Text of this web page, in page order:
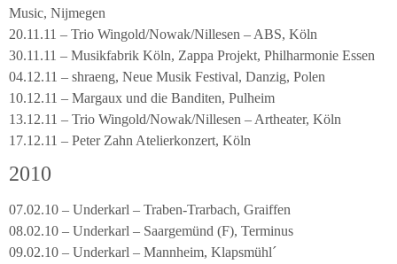
Music, Nijmegen
20.11.11 – Trio Wingold/Nowak/Nillesen – ABS, Köln
30.11.11 – Musikfabrik Köln, Zappa Projekt, Philharmonie Essen
04.12.11 – shraeng, Neue Musik Festival, Danzig, Polen
10.12.11 – Margaux und die Banditen, Pulheim
13.12.11 – Trio Wingold/Nowak/Nillesen – Artheater, Köln
17.12.11 – Peter Zahn Atelierkonzert, Köln
2010
07.02.10 – Underkarl – Traben-Trarbach, Graiffen
08.02.10 – Underkarl – Saargemünd (F), Terminus
09.02.10 – Underkarl – Mannheim, Klapsmühl´